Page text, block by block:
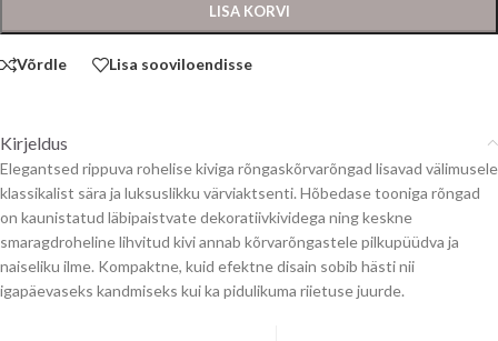
LISA KORVI
Võrdle Lisa sooviloendisse
Kirjeldus
Elegantsed rippuva rohelise kiviga rõngaskõrvarõngad lisavad välimusele
klassikalist sära ja luksuslikku värviaktsenti. Hõbedase tooniga rõngad
on kaunistatud läbipaistvate dekoratiivkividega ning keskne
smaragdroheline lihvitud kivi annab kõrvarõngastele pilkupüüdva ja
naiseliku ilme. Kompaktne, kuid efektne disain sobib hästi nii
igapäevaseks kandmiseks kui ka pidulikuma riietuse juurde.